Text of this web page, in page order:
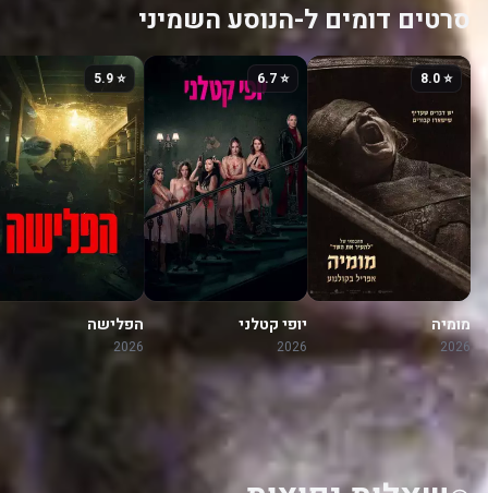
סרטים דומים ל-הנוסע השמיני
⭐ 8.0
מומיה
2026
⭐ 6.7
יופי קטלני
2026
⭐ 5.9
הפלישה
2026